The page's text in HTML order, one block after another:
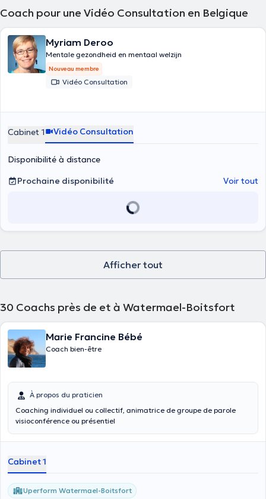
Coach pour une Vidéo Consultation en Belgique
Myriam Deroo
Mentale gezondheid en mentaal welzijn
Nouveau membre
Vidéo Consultation
Cabinet 1 Vidéo Consultation
Disponibilité à distance
Prochaine disponibilité
Voir tout
Afficher tout
30 Coachs près de et à Watermael-Boitsfort
Marie Francine Bébé
Coach bien-être
À propos du praticien
Coaching individuel ou collectif, animatrice de groupe de parole
visioconférence ou présentiel
Cabinet 1
Uperform Watermael-Boitsfort